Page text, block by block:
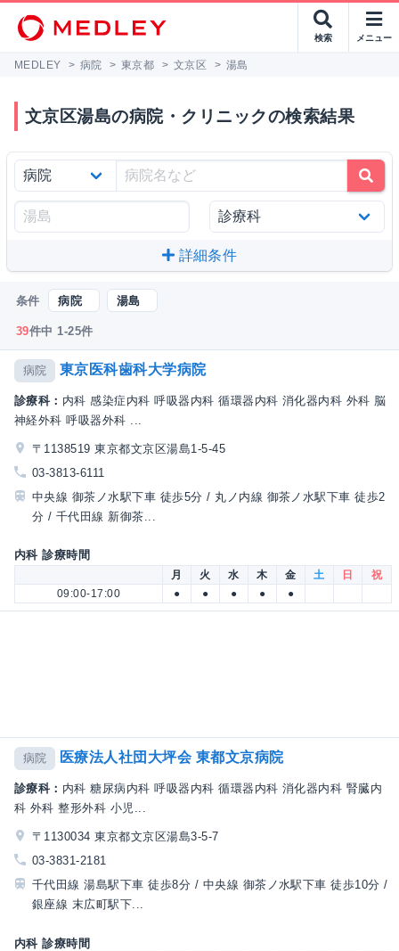
検索 メニュー
MEDLEY > 病院 > 東京都 > 文京区 > 湯島
文京区湯島の病院・クリニックの検索結果
詳細条件
条件 病院 湯島
39件中 1-25件
病院 東京医科歯科大学病院
診療科： 内科 感染症内科 呼吸器内科 循環器内科 消化器内科 外科 脳
神経外科 呼吸器外科 ...
〒1138519 東京都文京区湯島1-5-45
03-3813-6111
中央線 御茶ノ水駅下車 徒歩5分 / 丸ノ内線 御茶ノ水駅下車 徒歩2
分 / 千代田線 新御茶...
内科 診療時間
月 火 水 木 金 土 日
祝
09:00-17:00
● ● ● ● ●
病院 医療法人社団大坪会 東都文京病院
診療科： 内科 糖尿病内科 呼吸器内科 循環器内科 消化器内科 腎臓内
科 外科 整形外科 小児...
〒1130034 東京都文京区湯島3-5-7
03-3831-2181
千代田線 湯島駅下車 徒歩8分 / 中央線 御茶ノ水駅下車 徒歩10分 /
銀座線 末広町駅下...
内科 診療時間